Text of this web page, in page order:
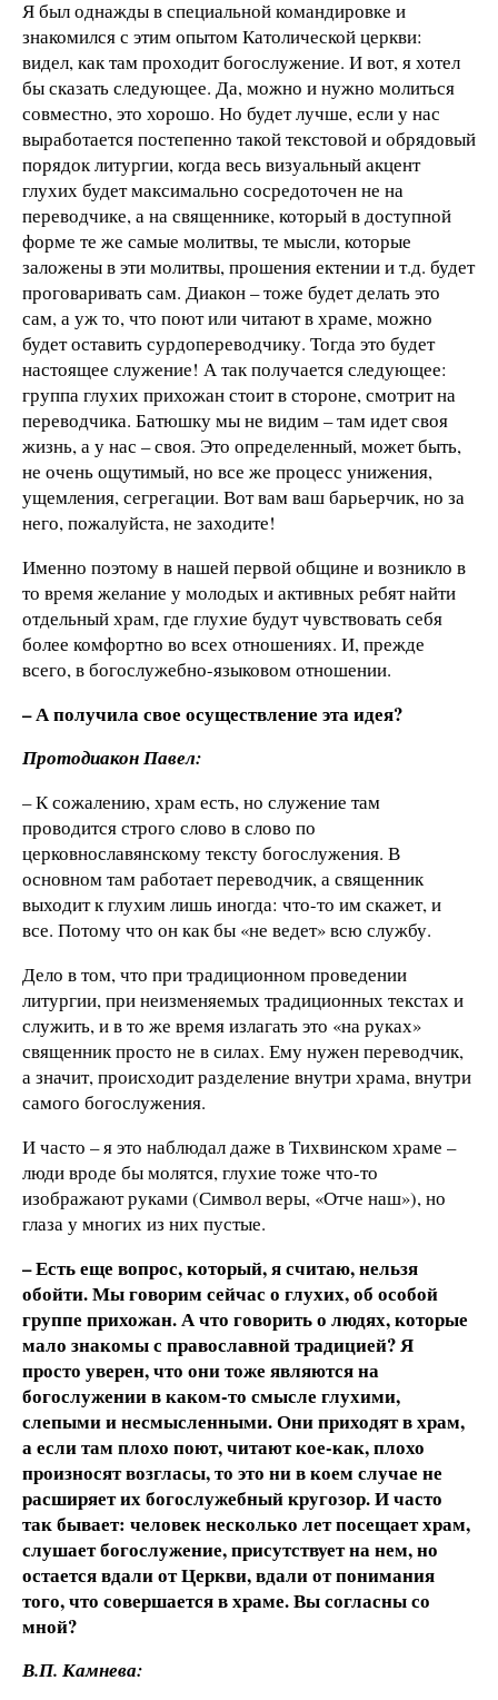
Я был однажды в специальной командировке и
знакомился с этим опытом Католической церкви:
видел, как там проходит богослужение. И вот, я хотел
бы сказать следующее. Да, можно и нужно молиться
совместно, это хорошо. Но будет лучше, если у нас
выработается постепенно такой текстовой и обрядовый
порядок литургии, когда весь визуальный акцент
глухих будет максимально сосредоточен не на
переводчике, а на священнике, который в доступной
форме те же самые молитвы, те мысли, которые
заложены в эти молитвы, прошения ектении и т.д. будет
проговаривать сам. Диакон – тоже будет делать это
сам, а уж то, что поют или читают в храме, можно
будет оставить сурдопереводчику. Тогда это будет
настоящее служение! А так получается следующее:
группа глухих прихожан стоит в стороне, смотрит на
переводчика. Батюшку мы не видим – там идет своя
жизнь, а у нас – своя. Это определенный, может быть,
не очень ощутимый, но все же процесс унижения,
ущемления, сегрегации. Вот вам ваш барьерчик, но за
него, пожалуйста, не заходите!
Именно поэтому в нашей первой общине и возникло в
то время желание у молодых и активных ребят найти
отдельный храм, где глухие будут чувствовать себя
более комфортно во всех отношениях. И, прежде
всего, в богослужебно-языковом отношении.
– А получила свое осуществление эта идея?
Протодиакон Павел:
– К сожалению, храм есть, но служение там
проводится строго слово в слово по
церковнославянскому тексту богослужения. В
основном там работает переводчик, а священник
выходит к глухим лишь иногда: что-то им скажет, и
все. Потому что он как бы «не ведет» всю службу.
Дело в том, что при традиционном проведении
литургии, при неизменяемых традиционных текстах и
служить, и в то же время излагать это «на руках»
священник просто не в силах. Ему нужен переводчик,
а значит, происходит разделение внутри храма, внутри
самого богослужения.
И часто – я это наблюдал даже в Тихвинском храме –
люди вроде бы молятся, глухие тоже что-то
изображают руками (Символ веры, «Отче наш»), но
глаза у многих из них пустые.
– Есть еще вопрос, который, я считаю, нельзя
обойти. Мы говорим сейчас о глухих, об особой
группе прихожан. А что говорить о людях, которые
мало знакомы с православной традицией? Я
просто уверен, что они тоже являются на
богослужении в каком-то смысле глухими,
слепыми и несмысленными. Они приходят в храм,
а если там плохо поют, читают кое-как, плохо
произносят возгласы, то это ни в коем случае не
расширяет их богослужебный кругозор. И часто
так бывает: человек несколько лет посещает храм,
слушает богослужение, присутствует на нем, но
остается вдали от Церкви, вдали от понимания
того, что совершается в храме. Вы согласны со
мной?
В.П. Камнева: